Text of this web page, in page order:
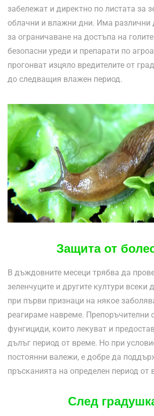
забележат и директно по листата за
облачни и влажни дни. Има
за ограничаване на достъпа на
безопасни уреди и препарати по
прогонват изцяло вредителите от
до следващия влажен период.
Защита от
В дъждовните месеци трябва да
зеленчуците и другите култури всеки
при първи признаци на някое
реагираме навреме. Препоръчителни
фунгициди, които лекуват и
дълъг период от време. Но при
постоянни валежи, е добре да
пръсканията на определен период от
След